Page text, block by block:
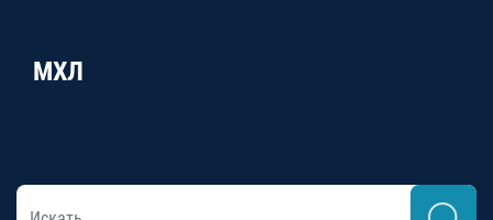
МХЛ